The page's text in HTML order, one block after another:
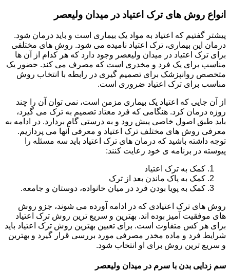
انواع روش های ترک اعتیاد در میدان ولیعصر
پیشتر گفتیم که اعتیاد به مواد یک بیماری است و باید درمان شود.
درمان این بیماری، ترک اعتیاد نامیده می شود. روش های مختلفی
برای ترک اعتیاد در میدان ولیعصر وجود دارد که هر کدام از آن ها
مناسب برای یک فرد و مخدری است که مصرف می کند. حضور یک
متخصص روانپزشک برای تصمیم گیری در رابطه با انتخاب روش
مناسب برای ترک اعتیاد ضروری است.
از آن جایی که اعتیاد یک بیماری مزمن است، نمی توان آن را چند
روزه درمان کرد. هنگامی که فرد معتاد تصمیم به ترک می گیرد،
باید طبق اصول خاصی پیش رود و به درستی گام بردارد. در ادامه به
معرفی روش های مختلف ترک اعتیاد و معرفی آنها می پردازیم.
توجه داشته باشید که درمان های ترک اعتیاد باید سه مسئله را
پیوسته در برنامه ی خود رعایت کنند:
کمک به ترک اعتیاد
کمک به پاک ماندن بعد از ترک
کمک به پویا بودن فرد در میان خانواده، دوستان و جامعه.
روش های ترک اعتیادی که در ادامه آورده می شوند، جزو روش
های موفقیت آمیز بوده اند. بهترین و سریع ترین روش ترک اعتیاد
برای هر کس متفاوت است. برای تعیین بهترین روش ترک اعتیاد باید
شرایط فرد و ماده مخدر مصرفی مورد بررسی قرار گیرد و بهترین
و سریع ترین روش برای او انتخاب شود.
سم زدایی بدن با سرم در میدان ولیعصر